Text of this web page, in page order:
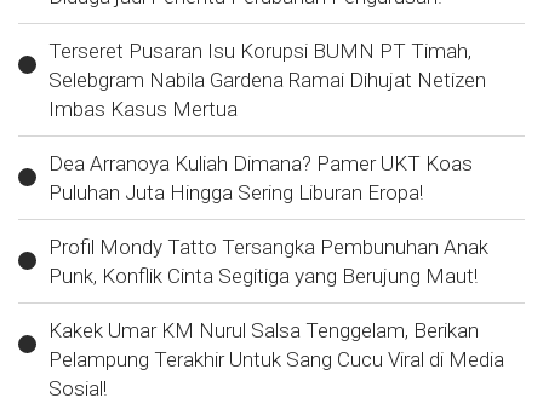
Terseret Pusaran Isu Korupsi BUMN PT Timah,
Selebgram Nabila Gardena Ramai Dihujat Netizen
Imbas Kasus Mertua
Dea Arranoya Kuliah Dimana? Pamer UKT Koas
Puluhan Juta Hingga Sering Liburan Eropa!
Profil Mondy Tatto Tersangka Pembunuhan Anak
Punk, Konflik Cinta Segitiga yang Berujung Maut!
Kakek Umar KM Nurul Salsa Tenggelam, Berikan
Pelampung Terakhir Untuk Sang Cucu Viral di Media
Sosial!